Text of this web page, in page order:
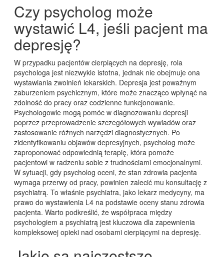
Czy psycholog może
wystawić L4, jeśli pacjent ma
depresję?
W przypadku pacjentów cierpiących na depresję, rola
psychologa jest niezwykle istotna, jednak nie obejmuje ona
wystawiania zwolnień lekarskich. Depresja jest poważnym
zaburzeniem psychicznym, które może znacząco wpłynąć na
zdolność do pracy oraz codzienne funkcjonowanie.
Psychologowie mogą pomóc w diagnozowaniu depresji
poprzez przeprowadzenie szczegółowych wywiadów oraz
zastosowanie różnych narzędzi diagnostycznych. Po
zidentyfikowaniu objawów depresyjnych, psycholog może
zaproponować odpowiednią terapię, która pomoże
pacjentowi w radzeniu sobie z trudnościami emocjonalnymi.
W sytuacji, gdy psycholog oceni, że stan zdrowia pacjenta
wymaga przerwy od pracy, powinien zalecić mu konsultację z
psychiatrą. To właśnie psychiatra, jako lekarz medycyny, ma
prawo do wystawienia L4 na podstawie oceny stanu zdrowia
pacjenta. Warto podkreślić, że współpraca między
psychologiem a psychiatrą jest kluczowa dla zapewnienia
kompleksowej opieki nad osobami cierpiącymi na depresję.